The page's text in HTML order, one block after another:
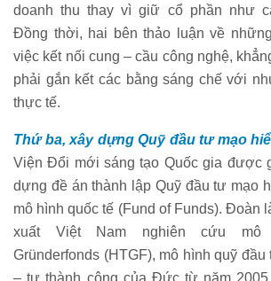
doanh thu thay vì giữ cổ phần như
Đồng thời, hai bên thảo luận về
việc kết nối cung – cầu công nghệ,
phải gắn kết các bằng sáng chế với
thực tế.
Thứ ba, xây dựng Quỹ đầu tư mạo
Viện Đổi mới sáng tạo Quốc gia được
dựng đề án thành lập Quỹ đầu tư mạo
mô hình quốc tế (Fund of Funds). Đoàn
xuất Việt Nam nghiên cứu mô
Gründerfonds (HTGF), mô hình quỹ
– tư thành công của Đức từ năm